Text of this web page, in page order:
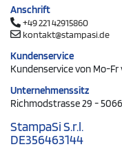
Anschrift
+49 221 42915860
kontakt@stampasi.de
Kundenservice
Kundenservice von Mo-
Unternehmenssitz
Richmodstrasse 29 -
StampaSi S.r.l.
DE356463144